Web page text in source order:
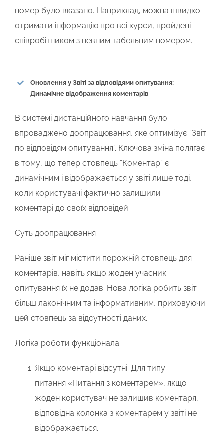
номер було вказано. Наприклад, можна швидко
отримати інформацію про всі курси, пройдені
співробітником з певним табельним номером.
Оновлення у Звіті за відповідями опитування:
Динамічне відображення коментарів
В системі дистанційного навчання було
впроваджено доопрацювання, яке оптимізує “Звіт
по відповідям опитування”. Ключова зміна полягає
в тому, що тепер стовпець “Коментар” є
динамічним і відображається у звіті лише тоді,
коли користувачі фактично залишили
коментарі до своїх відповідей.
Суть доопрацювання
Раніше звіт міг містити порожній стовпець для
коментарів, навіть якщо жоден учасник
опитування їх не додав. Нова логіка робить звіт
більш лаконічним та інформативним, приховуючи
цей стовпець за відсутності даних.
Логіка роботи функціонала:
Якщо коментарі відсутні: Для типу
питання «Питання з коментарем», якщо
жоден користувач не залишив коментаря,
відповідна колонка з коментарем у звіті не
відображається.